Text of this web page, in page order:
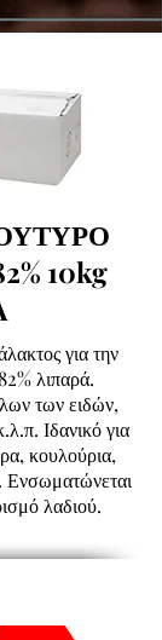
10kg
για την
λιπαρά.
των ειδών,
Ιδανικό για
κουλούρια,
Ενσωματώνεται
λαδιού.